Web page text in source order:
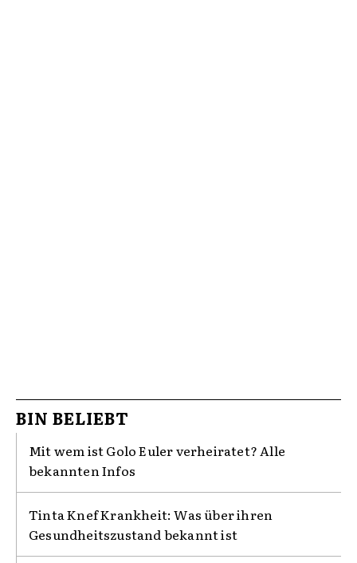
BIN BELIEBT
Mit wem ist Golo Euler verheiratet? Alle
bekannten Infos
Tinta Knef Krankheit: Was über ihren
Gesundheitszustand bekannt ist